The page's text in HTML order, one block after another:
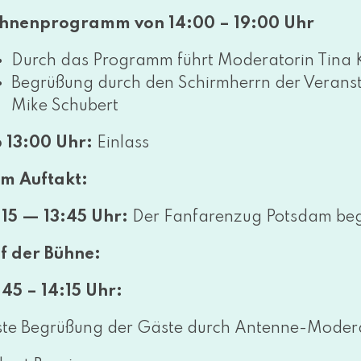
von 14:00 – 19:00 Uhr
Durch das Programm führt Moderatorin Tina
Begrüßung durch den Schirmherrn der
Mike Schubert
13:00 Uhr: Einlass
Auftakt:
— 13:45 Uhr: Der Fanfarenzug Potsdam
der Bühne:
– 14:15 Uhr:
Begrüßung der Gäste durch Antenne-